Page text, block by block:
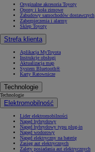
Oryginalne akcesoria Toyoty
Opony i koła zimowe
Zabudowy samochodów dostawczych
Zabezpieczenia i alarmy
Sklep Toyoty
Strefa klienta
Aplikacja MyToyota
Instrukcje obsługi
Aktualizacja map
System Bluetooth®
Karty Ratownicze
Technologie
Technologie
Elektromobilność
Lider elektromobilności
Napęd hybrydowy
Napęd hybrydowy typu plug-in
Napęd wodorowy
Napęd elektryczny na baterię
Zasięg aut elektrycznych
Zalety posiadania aut elektrycznych